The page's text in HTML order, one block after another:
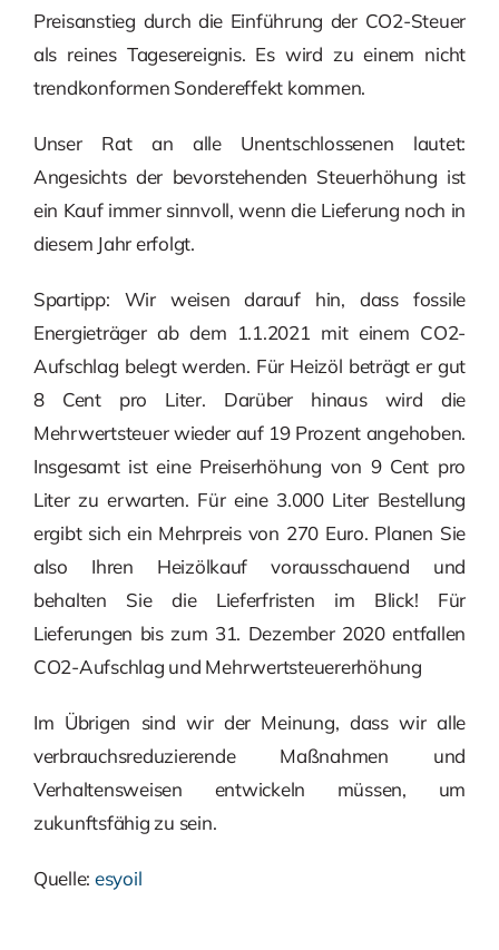
Preisanstieg durch die Einführung der CO2-Steuer
als reines Tagesereignis. Es wird zu einem nicht
trendkonformen Sondereffekt kommen.
Unser Rat an alle Unentschlossenen lautet:
Angesichts der bevorstehenden Steuerhöhung ist
ein Kauf immer sinnvoll, wenn die Lieferung noch in
diesem Jahr erfolgt.
Spartipp: Wir weisen darauf hin, dass fossile
Energieträger ab dem 1.1.2021 mit einem CO2-
Aufschlag belegt werden. Für Heizöl beträgt er gut
8 Cent pro Liter. Darüber hinaus wird die
Mehrwertsteuer wieder auf 19 Prozent angehoben.
Insgesamt ist eine Preiserhöhung von 9 Cent pro
Liter zu erwarten. Für eine 3.000 Liter Bestellung
ergibt sich ein Mehrpreis von 270 Euro. Planen Sie
also Ihren Heizölkauf vorausschauend und
behalten Sie die Lieferfristen im Blick! Für
Lieferungen bis zum 31. Dezember 2020 entfallen
CO2-Aufschlag und Mehrwertsteuererhöhung
Im Übrigen sind wir der Meinung, dass wir alle
verbrauchsreduzierende Maßnahmen und
Verhaltensweisen entwickeln müssen, um
zukunftsfähig zu sein.
Quelle: esyoil